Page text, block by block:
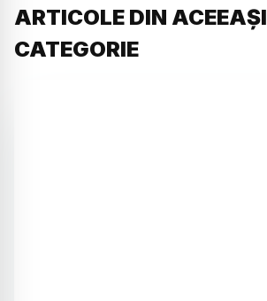
ARTICOLE DIN ACEEAȘI
CATEGORIE